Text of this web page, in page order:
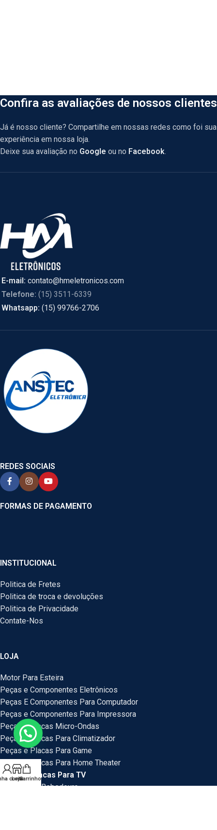
Confira as avaliações de nossos clientes
Já é nosso cliente? Compartilhe em nossas redes como foi sua
experiência em nossa loja.
Deixe sua avaliação no Google ou no Facebook.
E-mail: contato@hmeletronicos.com
Telefone: (15) 3511-6339
Whatsapp: (15) 99766-2706
REDES SOCIAIS
FORMAS DE PAGAMENTO
INSTITUCIONAL
Politica de Fretes
Politica de troca e devoluções
Politica de Privacidade
Contate-Nos
LOJA
Motor Para Esteira
Peças e Componentes Eletrônicos
Peças E Componentes Para Computador
Peças e Componentes Para Impressora
Peças e Placas Micro-Ondas
Peças e Placas Para Climatizador
Peças e Placas Para Game
Peças e Placas Para Home Theater
Peças e Placas Para TV
Peças Para Bebedouro
conta
LojaCarrinho